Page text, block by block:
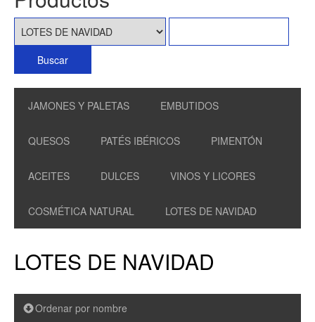
JAMONES Y PALETAS EMBUTIDOS
QUESOS PATÉS IBÉRICOS PIMENTÓN
ACEITES DULCES VINOS Y LICORES
COSMÉTICA NATURAL LOTES DE NAVIDAD
LOTES DE NAVIDAD
Ordenar por nombre